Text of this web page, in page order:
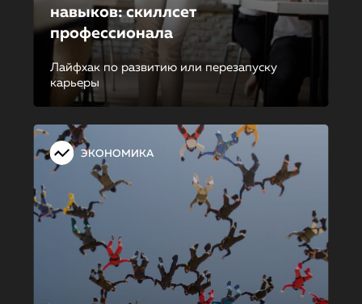
навыков: скиллсет
профессионала
Лайфхак по развитию или перезапуску
карьеры
ЭКОНОМИКА